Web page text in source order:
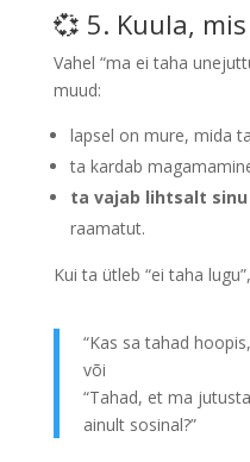
💞 5. Kuula,
Vahel “ma ei taha
muud:
lapsel on mure, mida
ta kardab
ta vajab lihtsalt
raamatut.
Kui ta ütleb “ei taha
“Kas sa tahad
või
“Tahad, et ma
ainult sosinal?”